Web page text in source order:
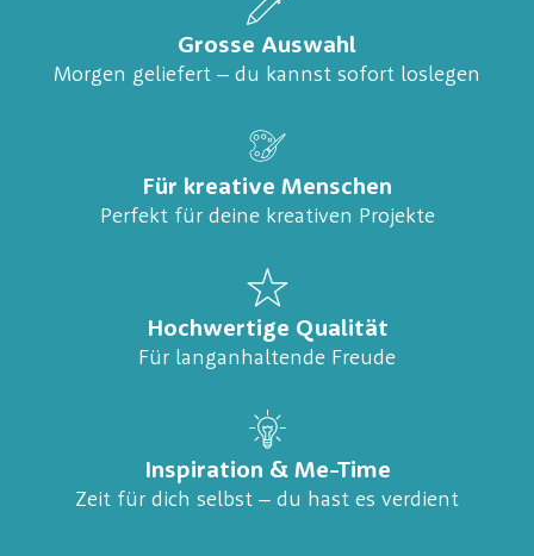
Grosse Auswahl
Morgen geliefert – du kannst sofort loslegen
Für kreative Menschen
Perfekt für deine kreativen Projekte
Hochwertige Qualität
Für langanhaltende Freude
Inspiration & Me-Time
Zeit für dich selbst – du hast es verdient